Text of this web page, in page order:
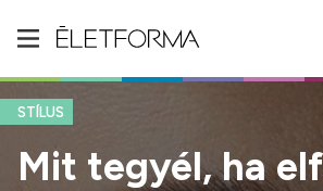
STÍLUS
Mit tegyél, ha